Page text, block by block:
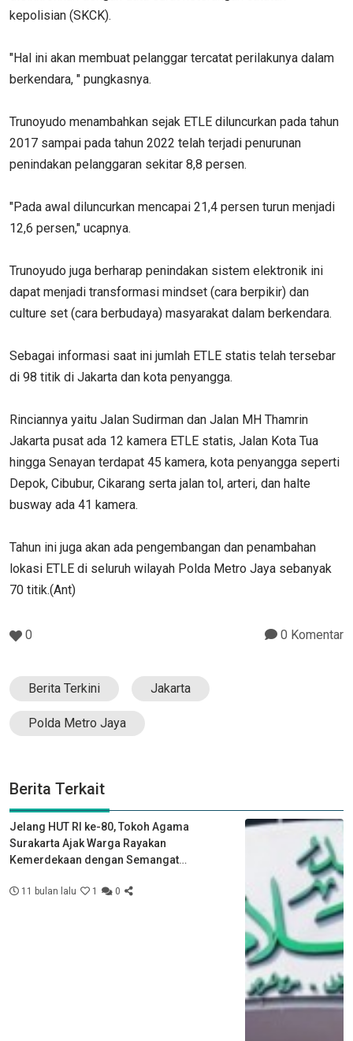
kepolisian (SKCK).
"Hal ini akan membuat pelanggar tercatat perilakunya dalam
berkendara, " pungkasnya.
Trunoyudo menambahkan sejak ETLE diluncurkan pada tahun
2017 sampai pada tahun 2022 telah terjadi penurunan
penindakan pelanggaran sekitar 8,8 persen.
"Pada awal diluncurkan mencapai 21,4 persen turun menjadi
12,6 persen," ucapnya.
Trunoyudo juga berharap penindakan sistem elektronik ini
dapat menjadi transformasi mindset (cara berpikir) dan
culture set (cara berbudaya) masyarakat dalam berkendara.
Sebagai informasi saat ini jumlah ETLE statis telah tersebar
di 98 titik di Jakarta dan kota penyangga.
Rinciannya yaitu Jalan Sudirman dan Jalan MH Thamrin
Jakarta pusat ada 12 kamera ETLE statis, Jalan Kota Tua
hingga Senayan terdapat 45 kamera, kota penyangga seperti
Depok, Cibubur, Cikarang serta jalan tol, arteri, dan halte
busway ada 41 kamera.
Tahun ini juga akan ada pengembangan dan penambahan
lokasi ETLE di seluruh wilayah Polda Metro Jaya sebanyak
70 titik.(Ant)
0 0 Komentar
Berita Terkini Jakarta
Polda Metro Jaya
Berita Terkait
Jelang HUT RI ke-80, Tokoh Agama
Surakarta Ajak Warga Rayakan
Kemerdekaan dengan Semangat
11 bulan lalu 1 0